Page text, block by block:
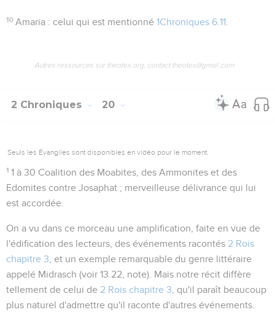
10 Amaria : celui qui est mentionné1Chroniques 6.11
Autres ressources sur theotex.org, contact theotex@gmail.com
2 Chroniques 20
Seuls les Évangiles sont disponibles en vidéo pour le moment.
1 1 à 30 Coalition des Moabites, des Ammonites et des
Edomites contre Josaphat ; merveilleuse délivrance qui lui
est accordée.
On a vu dans ce morceau une amplification, faite en vue de
l'édification des lecteurs, des événements racontés 2 Rois
chapitre 3 , et un exemple remarquable du genre littéraire
appelé Midrasch (voir 13.22 , note). Mais notre récit diffère
tellement de celui de 2 Rois chapitre 3 , qu'il paraît beaucoup
plus naturel d'admettre qu'il raconte d'autres événements.